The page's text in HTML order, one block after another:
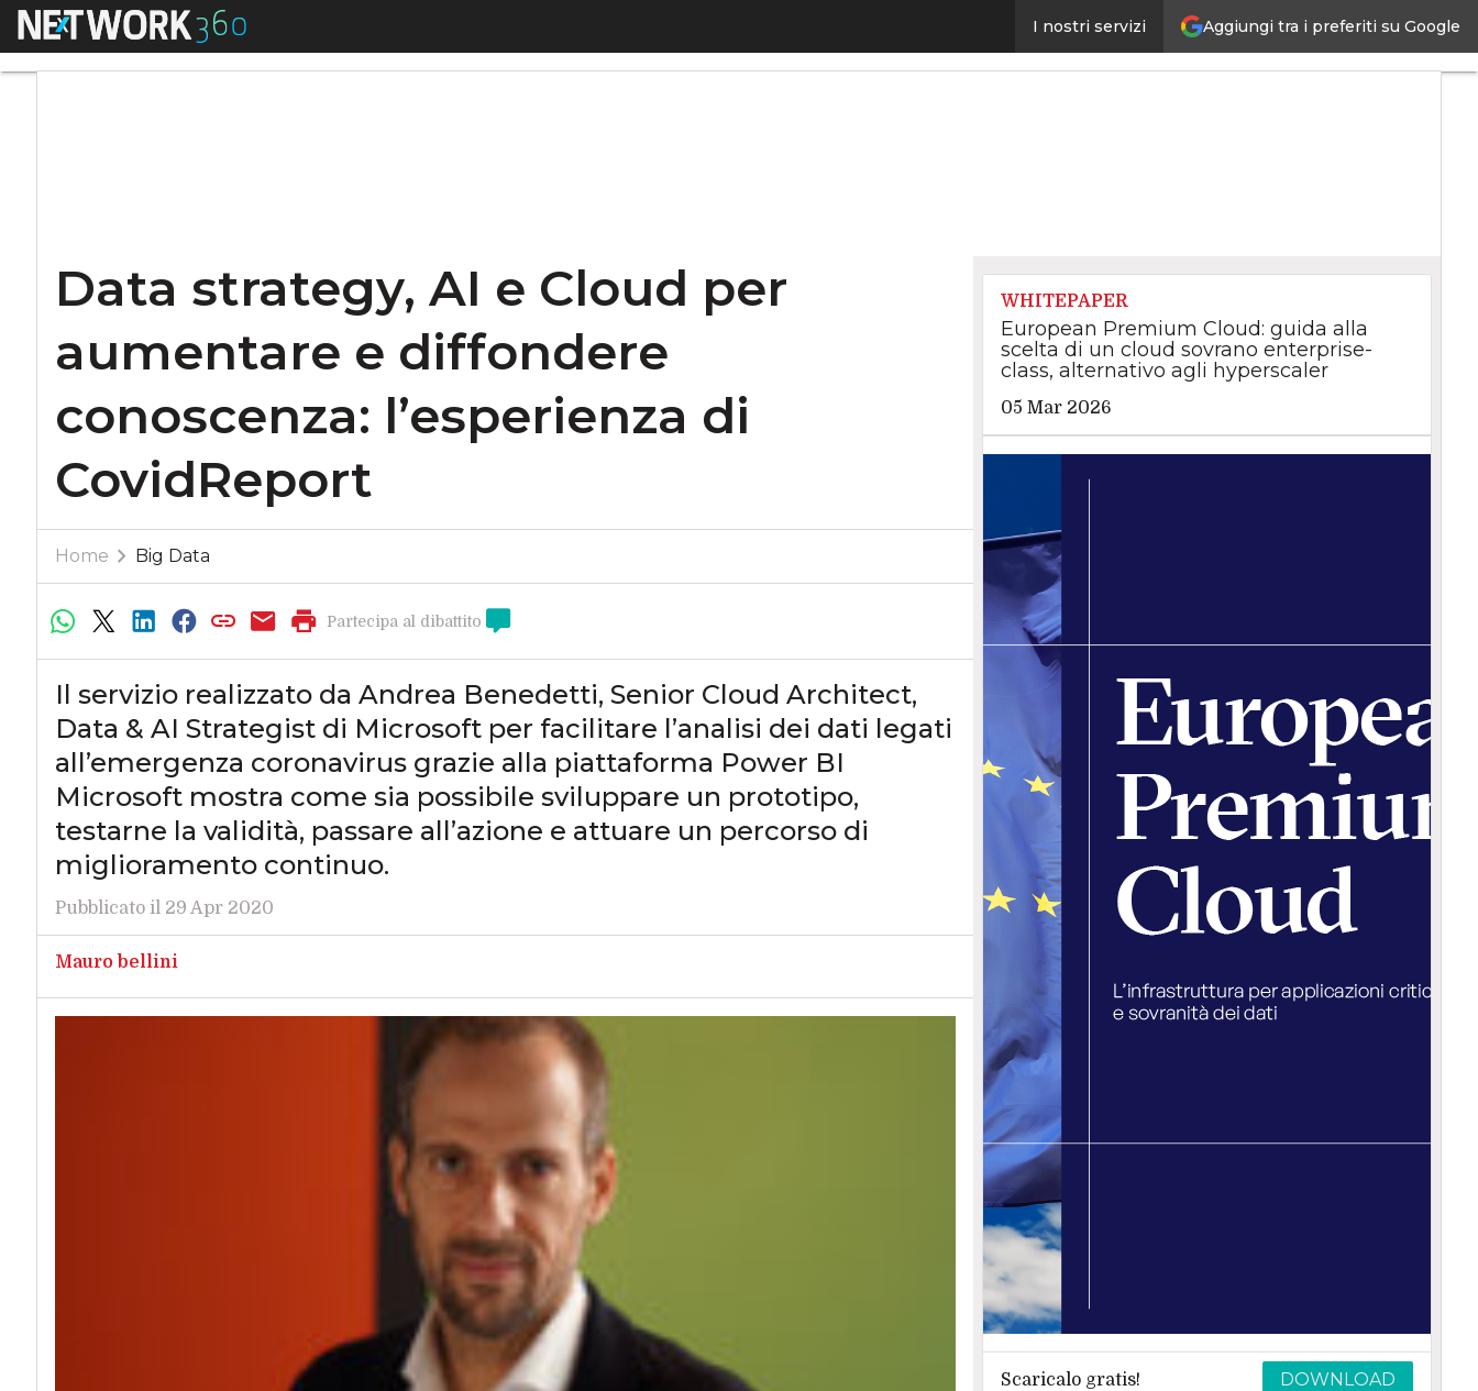
Aggiungi tra i preferiti su Google
I nostri servizi
Menu Data strategy, AI e Cloud per aumentare e diffondere conoscenza: l’esperienza di CovidReportUltimi
articoli
Intelligenza
Data strategy, AI e Cloud per
aumentare e diffondere
conoscenza: l’esperienza di
CovidReport
Home Big Data
Partecipa al dibattito
Il servizio realizzato da Andrea Benedetti, Senior Cloud Architect,
Data & AI Strategist di Microsoft per facilitare l’analisi dei dati legati
all’emergenza coronavirus grazie alla piattaforma Power BI
Microsoft mostra come sia possibile sviluppare un prototipo,
testarne la validità, passare all’azione e attuare un percorso di
miglioramento continuo.
Pubblicato il 29 Apr 2020
Mauro bellini
WHITEPAPER
European Premium Cloud: guida alla
scelta di un cloud sovrano enterprise-
class, alternativo agli hyperscaler
05 Mar 2026
Scaricalo gratis! DOWNLOAD